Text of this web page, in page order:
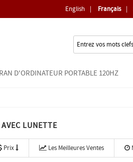
English | Français |
D'ORDINATEUR PORTABLE 120HZ
LUNETTE
Prix Les Meilleures Ventes